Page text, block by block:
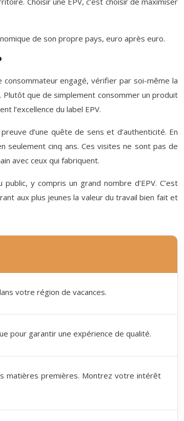
de son propre pays, euro après euro.
engagé, vérifier par soi-même la
Plutôt que de simplement consommer un produit
l’excellence du label EPV.
d’une quête de sens et d’authenticité. En
seulement cinq ans. Ces visites ne sont pas de
avec ceux qui fabriquent.
y compris un grand nombre d’EPV. C’est
aux plus jeunes la valeur du travail bien fait et
votre région de vacances.
pour garantir une expérience de qualité.
matières premières. Montrez votre intérêt